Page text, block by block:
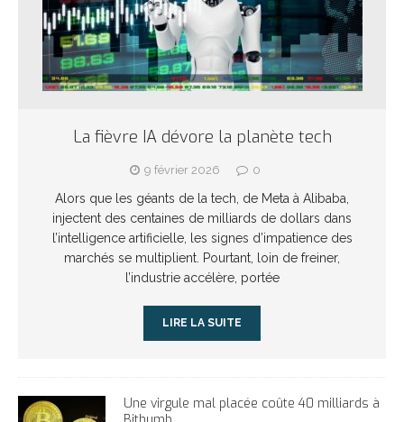
La fièvre IA dévore la planète tech
9 février 2026 0
Alors que les géants de la tech, de Meta à Alibaba,
injectent des centaines de milliards de dollars dans
l’intelligence artificielle, les signes d’impatience des
marchés se multiplient. Pourtant, loin de freiner,
l’industrie accélère, portée
LIRE LA SUITE
Une virgule mal placée coûte 40 milliards à